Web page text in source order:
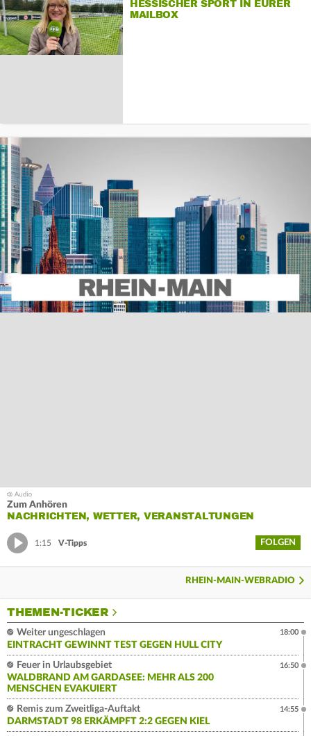
HESSISCHER SPORT IN EURER
MAILBOX
Zum Anhören
NACHRICHTEN, WETTER, VERANSTALTUNGEN
1:15 V-Tipps FOLGEN
RHEIN-MAIN-WEBRADIO
THEMEN-TICKER
Weiter ungeschlagen
EINTRACHT GEWINNT TEST GEGEN HULL CITY
18:00
Feuer in Urlaubsgebiet
WALDBRAND AM GARDASEE: MEHR ALS 200
MENSCHEN EVAKUIERT
16:50
Remis zum Zweitliga-Auftakt
DARMSTADT 98 ERKÄMPFT 2:2 GEGEN KIEL
14:55